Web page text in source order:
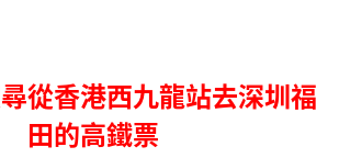
從香港西九龍站去深圳福
田的高鐵票